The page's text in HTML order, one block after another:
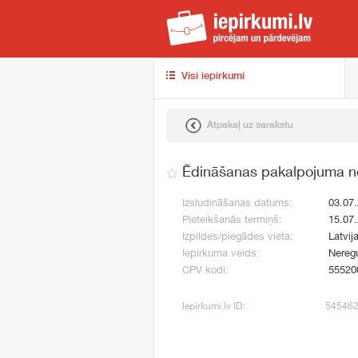
Visi iepirkumi
Atpakaļ uz sarakstu
Ēdināšanas pakalpojuma
Izsludināšanas datums:
Pieteikšanās termiņš:
Izpildes/piegādes vieta:
Iepirkuma veids:
CPV kodi:
Iepirkumi.lv ID: